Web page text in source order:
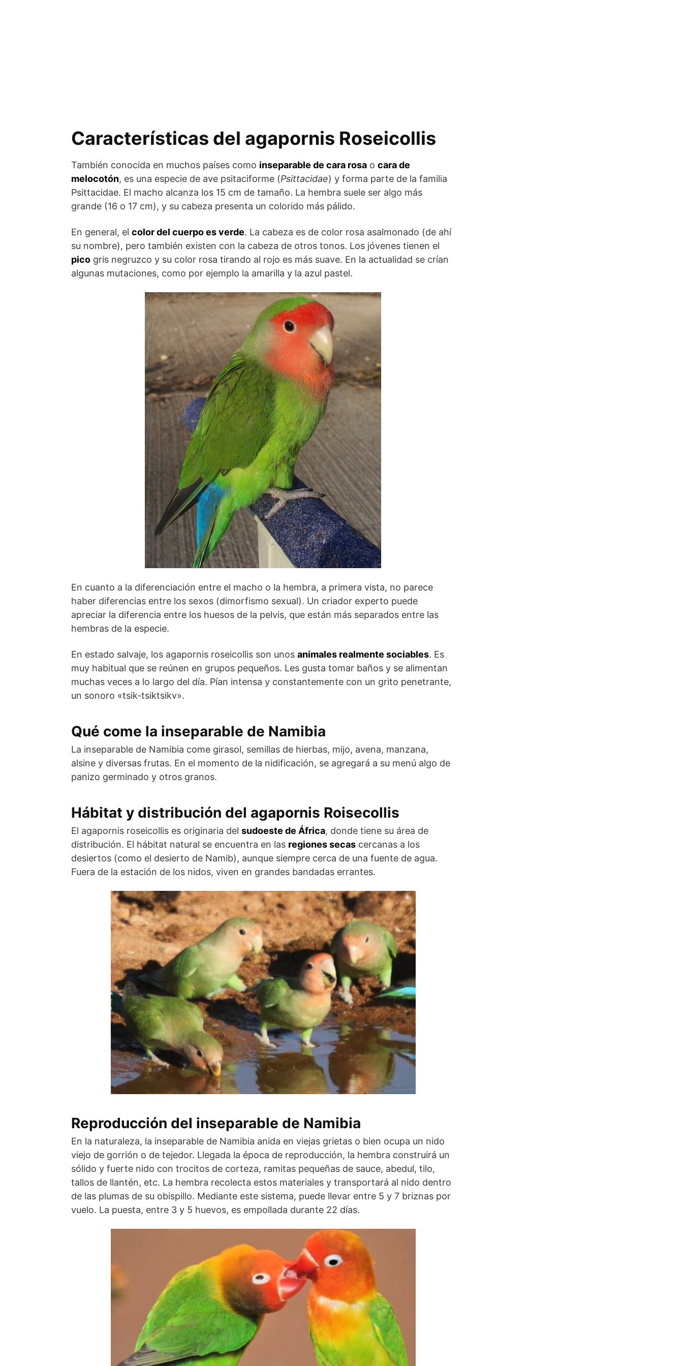
Características del agapornis Roseicollis
También conocida en muchos países como inseparable de cara rosa o cara de
melocotón, es una especie de ave psitaciforme (Psittacidae) y forma parte de la familia
Psittacidae. El macho alcanza los 15 cm de tamaño. La hembra suele ser algo más
grande (16 o 17 cm), y su cabeza presenta un colorido más pálido.
En general, el color del cuerpo es verde. La cabeza es de color rosa asalmonado (de ahí
su nombre), pero también existen con la cabeza de otros tonos. Los jóvenes tienen el
pico gris negruzco y su color rosa tirando al rojo es más suave. En la actualidad se crían
algunas mutaciones, como por ejemplo la amarilla y la azul pastel.
En cuanto a la diferenciación entre el macho o la hembra, a primera vista, no parece
haber diferencias entre los sexos (dimorfismo sexual). Un criador experto puede
apreciar la diferencia entre los huesos de la pelvis, que están más separados entre las
hembras de la especie.
En estado salvaje, los agapornis roseicollis son unos animales realmente sociables. Es
muy habitual que se reúnen en grupos pequeños. Les gusta tomar baños y se alimentan
muchas veces a lo largo del día. Pían intensa y constantemente con un grito penetrante,
un sonoro «tsik-tsiktsikv».
Qué come la inseparable de Namibia
La inseparable de Namibia come girasol, semillas de hierbas, mijo, avena, manzana,
alsine y diversas frutas. En el momento de la nidificación, se agregará a su menú algo de
panizo germinado y otros granos.
Hábitat y distribución del agapornis Roisecollis
El agapornis roseicollis es originaria del sudoeste de África, donde tiene su área de
distribución. El hábitat natural se encuentra en las regiones secas cercanas a los
desiertos (como el desierto de Namib), aunque siempre cerca de una fuente de agua.
Fuera de la estación de los nidos, viven en grandes bandadas errantes.
Reproducción del inseparable de Namibia
En la naturaleza, la inseparable de Namibia anida en viejas grietas o bien ocupa un nido
viejo de gorrión o de tejedor. Llegada la época de reproducción, la hembra construirá un
sólido y fuerte nido con trocitos de corteza, ramitas pequeñas de sauce, abedul, tilo,
tallos de llantén, etc. La hembra recolecta estos materiales y transportará al nido dentro
de las plumas de su obispillo. Mediante este sistema, puede llevar entre 5 y 7 briznas por
vuelo. La puesta, entre 3 y 5 huevos, es empollada durante 22 días.